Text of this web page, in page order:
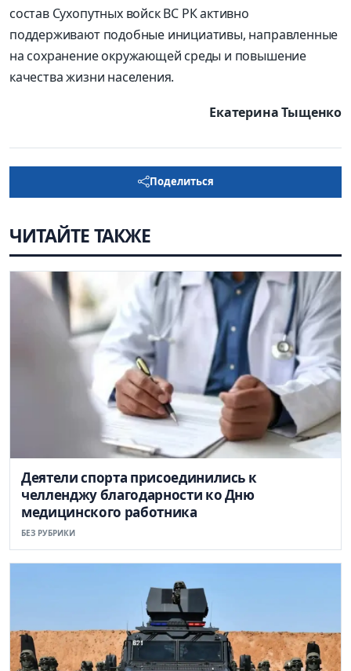
состав Сухопутных войск ВС РК активно
поддерживают подобные инициативы, направленные
на сохранение окружающей среды и повышение
качества жизни населения.
Екатерина Тыщенко
Поделиться
ЧИТАЙТЕ ТАКЖЕ
Деятели спорта присоединились к
челленджу благодарности ко Дню
медицинского работника
БЕЗ РУБРИКИ